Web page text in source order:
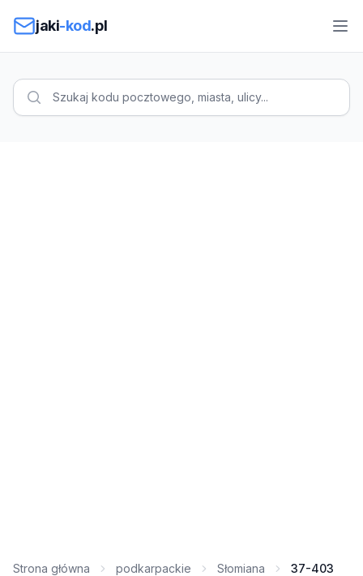
jaki-kod.pl
Strona główna podkarpackie Słomiana 37-403